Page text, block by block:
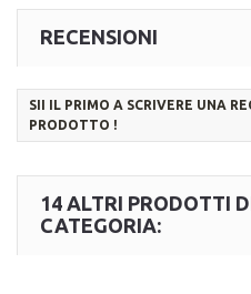
RECENSIONI
SII IL PRIMO A SCRIVERE UNA
PRODOTTO !
14 ALTRI PRODOTTI
CATEGORIA: